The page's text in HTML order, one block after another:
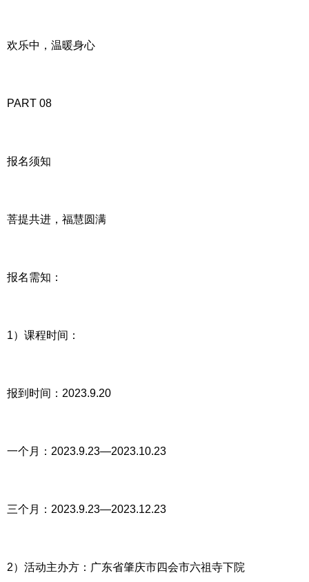
欢乐中，温暖身心
PART 08
报名须知
菩提共进，福慧圆满
报名需知：
1）课程时间：
报到时间：2023.9.20
一个月：2023.9.23—2023.10.23
三个月：2023.9.23—2023.12.23
2）活动主办方：广东省肇庆市四会市六祖寺下院